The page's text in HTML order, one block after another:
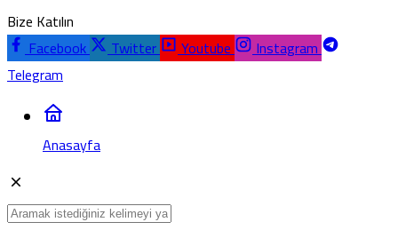
Bize Katılın
Facebook
Twitter Youtube
Instagram
Telegram
Anasayfa